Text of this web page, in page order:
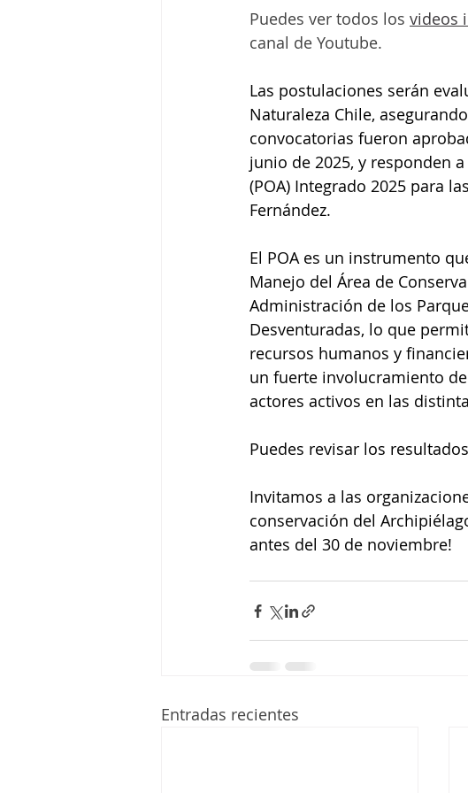
Puedes ver todos los videos
canal de Youtube.
Las postulaciones serán
Naturaleza Chile,
convocatorias fueron
junio de 2025, y responden
(POA) Integrado 2025 para
Fernández.
El POA es un instrumento
Manejo del Área de
Administración de los
Desventuradas, lo que
recursos humanos y
un fuerte involucramiento
actores activos en las
Puedes revisar los
Invitamos a las
conservación del
antes del 30 de noviembre!
Entradas recientes